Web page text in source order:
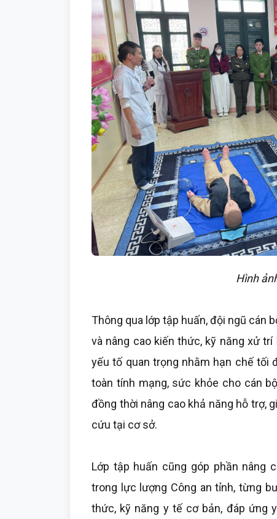
Hình
Thông qua lớp tập huấn, đội ngũ cán
và nâng cao kiến thức, kỹ năng xử
yếu tố quan trọng nhằm hạn chế tối
toàn tính mạng, sức khỏe cho cán
đồng thời nâng cao khả năng hỗ trợ,
cứu tại cơ sở.
Lớp tập huấn cũng góp phần nâng
trong lực lượng Công an tỉnh, từng
thức, kỹ năng y tế cơ bản, đáp ứng